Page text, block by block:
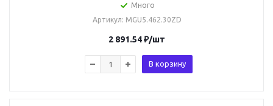
Много
Артикул: MGU5.462.30ZD
2 891.54₽/шт
В корзину